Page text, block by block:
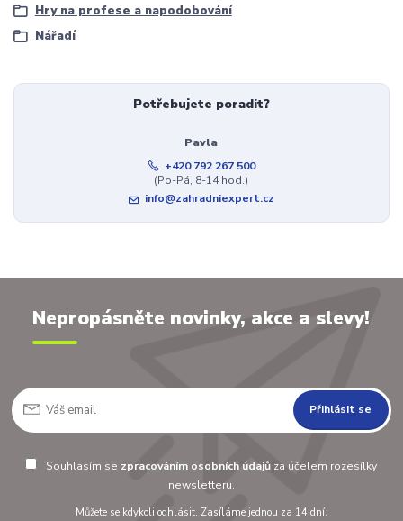
Hry na profese a napodobování
Nářadí
Potřebujete poradit?
Pavla
+420 792 267 500
(Po-Pá, 8-14 hod.)
info@zahradniexpert.cz
Nepropásněte novinky, akce a slevy!
Přihlásit se
Souhlasím se zpracováním osobních údajů za účelem rozesílky
newsletteru.
Můžete se kdykoli odhlásit. Zasíláme jednou za 14 dní.